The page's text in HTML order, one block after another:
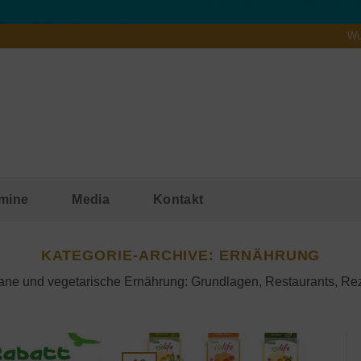
Media Kontakt
KATEGORIE-ARCHIVE: ERNÄHRUNG
und vegetarische Ernährung: Grundlagen, Restaurants,